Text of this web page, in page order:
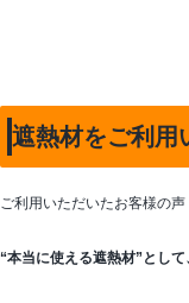
遮熱材をご利用
ご利用いただいたお客様の声
“本当に使える遮熱材”とし